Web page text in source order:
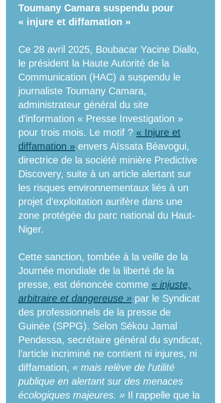
Toumany Camara suspendu pour
« injure et diffamation »
Ce 28 avril 2025, Boubacar Yacine Diallo,
le président la Haute Autorité de la
Communication (HAC) a suspendu le
journaliste Toumany Camara,
administrateur général du site
d’information « Presse Investigation »
pour trois mois. Le motif ? « Injure et
diffamation » envers Aïssata Béavogui,
directrice de la société minière Predictive
Discovery, suite à un article alertant sur
les risques environnementaux liés à un
projet d’exploitation aurifère dans une
zone protégée du parc national du Haut-
Niger.
Cette sanction, tombée à la veille de la
Journée mondiale de la liberté de la
presse, est dénoncée comme « injuste,
arbitraire et dangereuse » par le Syndicat
des professionnels de la presse de
Guinée (SPPG). Selon Sékou Jamal
Pendessa, secrétaire général du syndicat,
l’article incriminé ne contient ni injures, ni
diffamation, « mais relève de l’utilité
publique en alertant sur des menaces
écologiques majeures. » Il rappelle que la